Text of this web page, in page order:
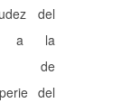
del
a la
de
del